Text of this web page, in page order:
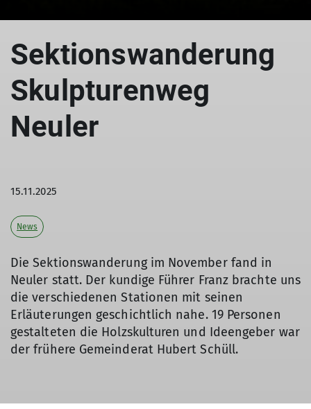
Sektionswanderung
Skulpturenweg
Neuler
15.11.2025
News
Die Sektionswanderung im November fand in
Neuler statt. Der kundige Führer Franz brachte uns
die verschiedenen Stationen mit seinen
Erläuterungen geschichtlich nahe. 19 Personen
gestalteten die Holzskulturen und Ideengeber war
der frühere Gemeinderat Hubert Schüll.